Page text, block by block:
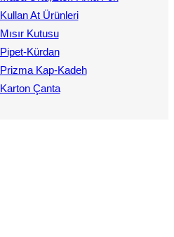
Kullan At Ürünleri
Mısır Kutusu
Pipet-Kürdan
Prizma Kap-Kadeh
Karton Çanta